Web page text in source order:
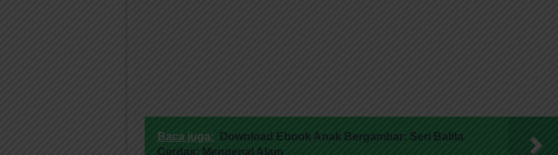
Baca juga:
Download Ebook Anak Bergambar: Seri Balita
Cerdas; Mengenal Alam